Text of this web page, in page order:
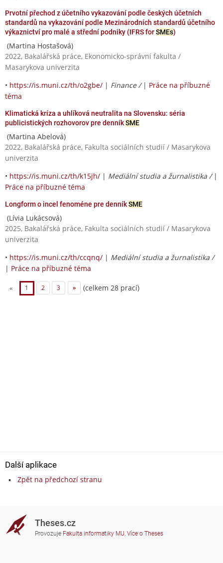
Prvotní přechod z účetního vykazování podle českých účetních
standardů na vykazování podle Mezinárodních standardů účetního
výkaznictví pro malé a střední podniky (IFRS forSMEs)
(Martina Hostašová)
2022, Bakalářská práce, Ekonomicko-správní fakulta /
Masarykova univerzita
• https://is.muni.cz/th/o2gbe/ | Finance / | Práce na příbuzné
téma
Klimatická kríza a uhlíková neutralita na Slovensku: séria
publicistických rozhovorov pre denníkSME
(Martina Abelová)
2022, Bakalářská práce, Fakulta sociálních studií / Masarykova
univerzita
• https://is.muni.cz/th/k15jh/ | Mediální studia a žurnalistika / |
Práce na příbuzné téma
Longform o incel fenoméne pre denníkSME
(Lívia Lukácsová)
2025, Bakalářská práce, Fakulta sociálních studií / Masarykova
univerzita
• https://is.muni.cz/th/ccqnq/ | Mediální studia a žurnalistika /
| Práce na příbuzné téma
« 1 2 3 » (celkem 28 prací)
Další aplikace
Zpět na předchozí stranu
Theses.cz
Provozuje Fakulta informatiky MU, Více o Theses